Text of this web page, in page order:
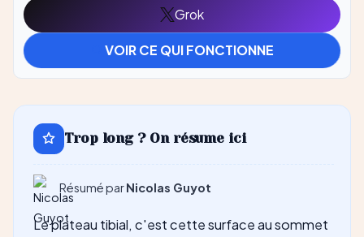
Grok
Ouvrir
avec
VOIR CE QUI FONCTIONNE
Trop long ? On résume ici
Résumé parNicolas Guyot
Le plateau tibial, c'est cette surface au sommet